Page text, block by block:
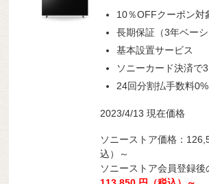
10％OFFクーポン対
長期保証（3年ベーシ
基本設置サービス
ソニーカード決済で
24回分割払手数料0%
2023/4/13 現在価格
ソニーストア価格：
込）～
ソニーストア会員登録後